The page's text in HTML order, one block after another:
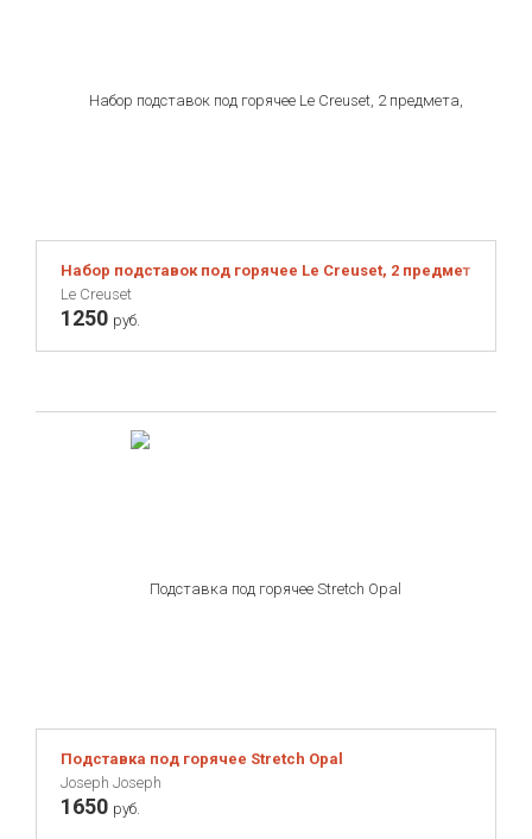
Набор подставок под горячее Le Creuset, 2 предмета,
Le Creuset
1250 руб.
Подставка под горячее Stretch Opal
Joseph Joseph
1650 руб.